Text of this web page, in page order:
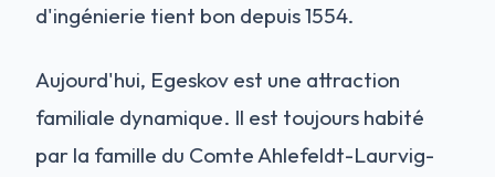
d'ingénierie tient bon depuis 1554.
Aujourd'hui, Egeskov est une attraction
familiale dynamique. Il est toujours habité
par la famille du Comte Ahlefeldt-Laurvig-